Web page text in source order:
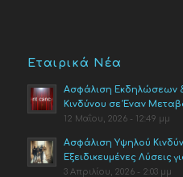
Εταιρικά Νέα
Ασφάλιση Εκδηλώσεων &
Κινδύνου σε Έναν
12 Μαΐου, 2026 - 12:49 μμ
Ασφάλιση Υψηλού
Εξειδικευμένες Λύσεις
3 Απριλίου, 2026 - 2:03 μμ